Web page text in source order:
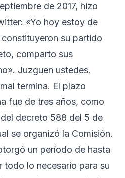
de 2017, hizo
«Yo hoy estoy de
su partido
comparto sus
Juzguen ustedes.
termina. El plazo
fue de tres años, como
decreto 588 del 5 de
se organizó la Comisión.
un período de hasta
todo lo necesario para su